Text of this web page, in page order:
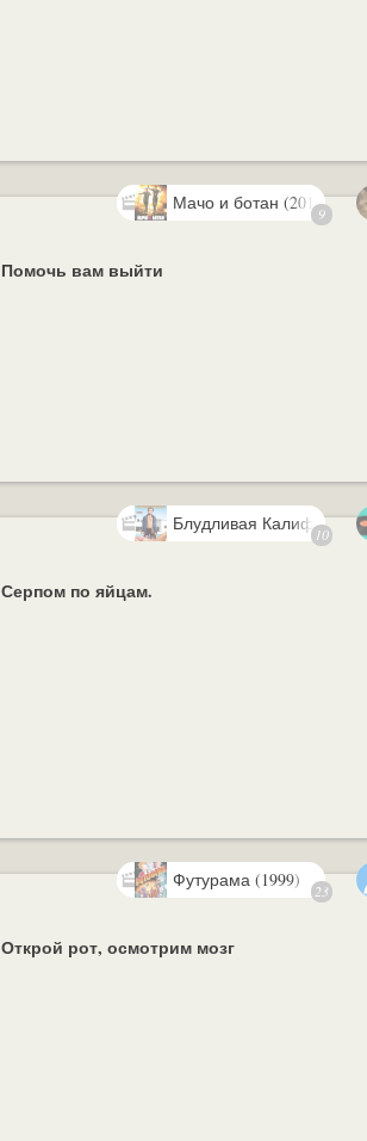
Помочь вам выйти
Мачо и ботан (2012)
9
Серпом по яйцам.
Блудливая Калифорния
10
Открой рот, осмотрим мозг
Футурама (1999) 23